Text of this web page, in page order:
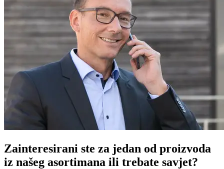
Zainteresirani ste za jedan od proizvoda
iz našeg asortimana ili trebate savjet?